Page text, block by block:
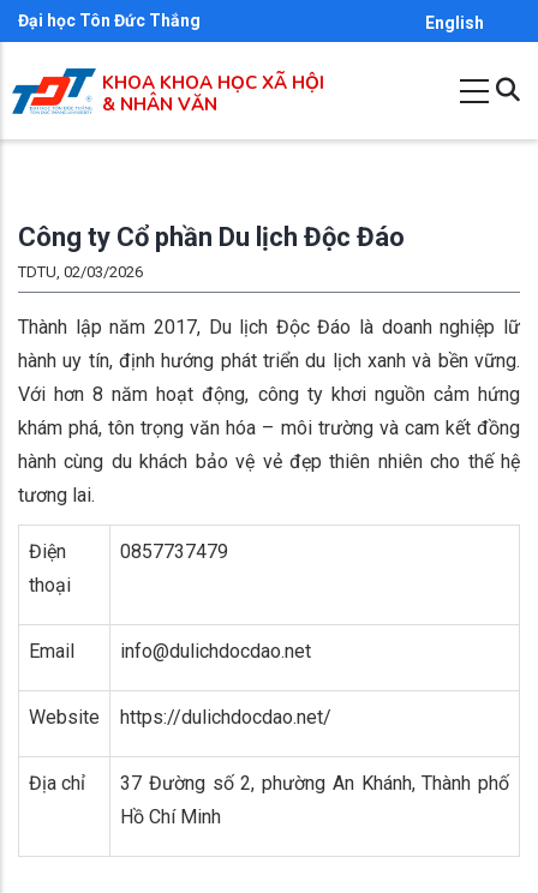
Nhảy
đến
nội
dung
Đại học Tôn Đức Thắng English
KHOA KHOA HỌC XÃ HỘI
& NHÂN VĂN
Công ty Cổ phần Du lịch Độc Đáo
TDTU, 02/03/2026
Thành lập năm 2017, Du lịch Độc Đáo là doanh nghiệp lữ
hành uy tín, định hướng phát triển du lịch xanh và bền vững.
Với hơn 8 năm hoạt động, công ty khơi nguồn cảm hứng
khám phá, tôn trọng văn hóa – môi trường và cam kết đồng
hành cùng du khách bảo vệ vẻ đẹp thiên nhiên cho thế hệ
tương lai.
Điện
thoại
0857737479
Email info@dulichdocdao.net
Website https://dulichdocdao.net/
Địa chỉ
37 Đường số 2, phường An Khánh, Thành phố
Hồ Chí Minh